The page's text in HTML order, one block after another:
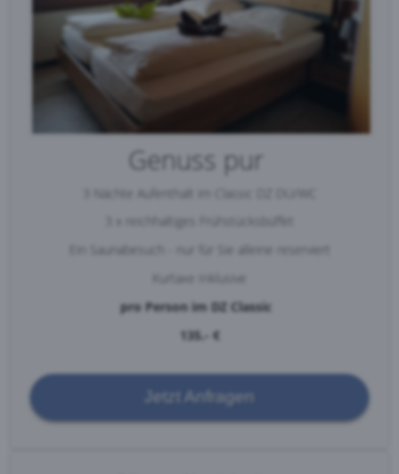
Genuss pur
3 Nächte Aufenthalt im Classic DZ DU/WC
Ein Saunabesuch - nur für Sie alleine reserviert
pro Person im DZ Classic
135.- €
Jetzt Anfragen